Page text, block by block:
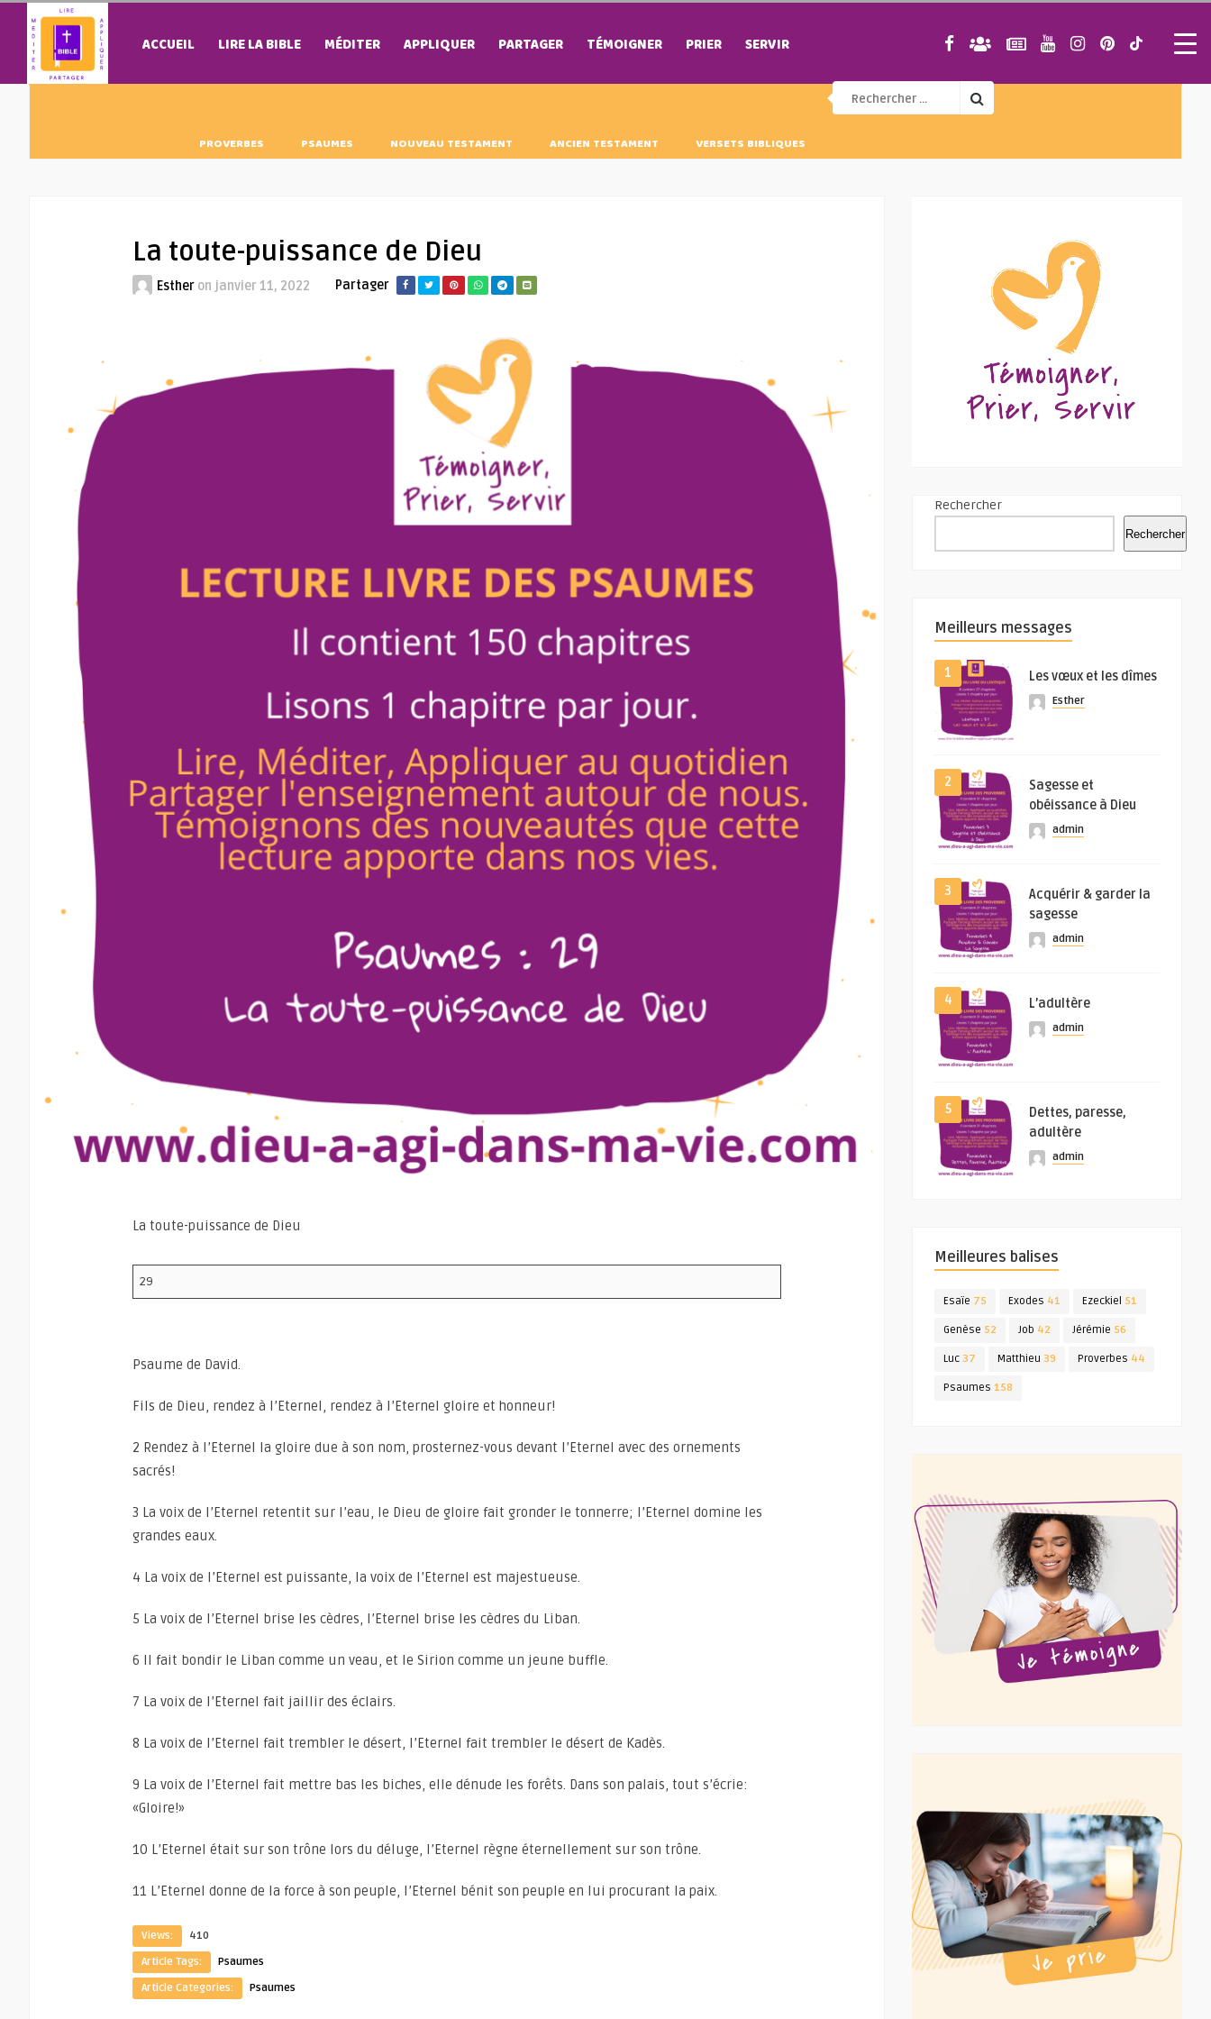
ACCUEIL LIRE LA BIBLE MÉDITER APPLIQUER PARTAGER TÉMOIGNER PRIER SERVIR
PROVERBES PSAUMES NOUVEAU TESTAMENT ANCIEN TESTAMENT VERSETS BIBLIQUES
La toute-puissance de Dieu
Esther on janvier 11, 2022 Partager
La toute-puissance de Dieu
29
Psaume de David.
Fils de Dieu, rendez à l’Eternel, rendez à l’Eternel gloire et honneur!
2 Rendez à l’Eternel la gloire due à son nom, prosternez-vous devant l’Eternel avec des ornements
sacrés!
3 La voix de l’Eternel retentit sur l’eau, le Dieu de gloire fait gronder le tonnerre; l’Eternel domine les
grandes eaux.
4 La voix de l’Eternel est puissante, la voix de l’Eternel est majestueuse.
5 La voix de l’Eternel brise les cèdres, l’Eternel brise les cèdres du Liban.
6 Il fait bondir le Liban comme un veau, et le Sirion comme un jeune buffle.
7 La voix de l’Eternel fait jaillir des éclairs.
8 La voix de l’Eternel fait trembler le désert, l’Eternel fait trembler le désert de Kadès.
9 La voix de l’Eternel fait mettre bas les biches, elle dénude les forêts. Dans son palais, tout s’écrie:
«Gloire!»
10 L’Eternel était sur son trône lors du déluge, l’Eternel règne éternellement sur son trône.
11 L’Eternel donne de la force à son peuple, l’Eternel bénit son peuple en lui procurant la paix.
Views:
410
Article Tags:
Psaumes
Article Categories:
Psaumes
Rechercher
Rechercher
Meilleurs messages
1 Les vœux et les dîmes
Esther
2
Sagesse et
obéissance à Dieu
admin
3
Acquérir & garder la
sagesse
admin
4 L’adultère
admin
5
Dettes, paresse,
adultère
admin
Meilleures balises
Esaïe 75 Exodes 41 Ezeckiel 51
Genèse 52 Job 42 Jérémie 56
Luc 37 Matthieu 39 Proverbes 44
Psaumes 158